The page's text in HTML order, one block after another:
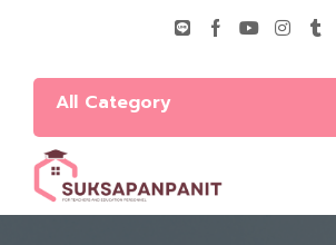
All Category